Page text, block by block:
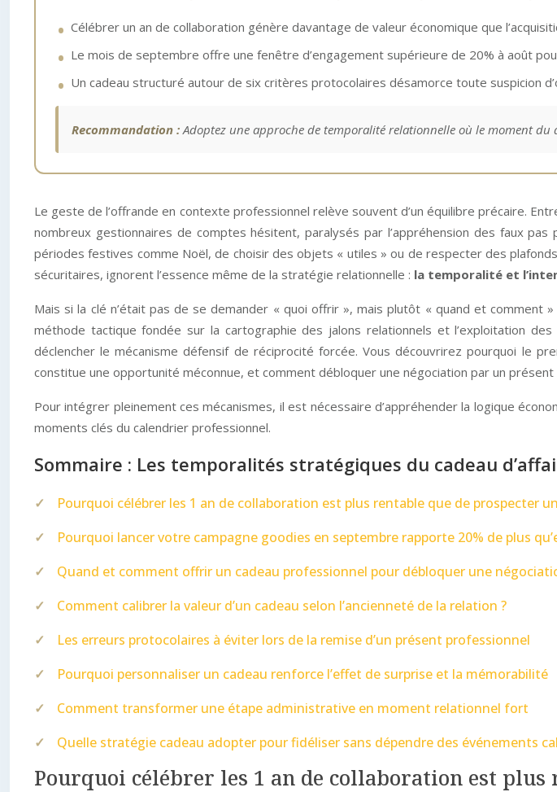
Célébrer un an de collaboration génère davantage de valeur économique que
Le mois de septembre offre une fenêtre d’engagement supérieure de 20% à août
Un cadeau structuré autour de six critères protocolaires désamorce toute suspicion
Recommandation : Adoptez une approche de temporalité relationnelle où le moment du
Le geste de l’offrande en contexte professionnel relève souvent d’un équilibre précaire.
nombreux gestionnaires de comptes hésitent, paralysés par l’appréhension des faux
périodes festives comme Noël, de choisir des objets « utiles » ou de respecter des
sécuritaires, ignorent l’essence même de la stratégie relationnelle : la temporalité et
Mais si la clé n’était pas de se demander « quoi offrir », mais plutôt « quand et
méthode tactique fondée sur la cartographie des jalons relationnels et l’exploitation
déclencher le mécanisme défensif de réciprocité forcée. Vous découvrirez pourquoi le
constitue une opportunité méconnue, et comment débloquer une négociation par un présent
Pour intégrer pleinement ces mécanismes, il est nécessaire d’appréhender la logique
moments clés du calendrier professionnel.
Sommaire : Les temporalités stratégiques du cadeau
Pourquoi célébrer les 1 an de collaboration est plus rentable que de prospecter
Pourquoi lancer votre campagne goodies en septembre rapporte 20% de plus
Quand et comment offrir un cadeau professionnel pour débloquer une
Comment calibrer la valeur d’un cadeau selon l’ancienneté de la relation ?
Les erreurs protocolaires à éviter lors de la remise d’un présent professionnel
Pourquoi personnaliser un cadeau renforce l’effet de surprise et la mémorabilité
Comment transformer une étape administrative en moment relationnel fort
Quelle stratégie cadeau adopter pour fidéliser sans dépendre des événements
Pourquoi célébrer les 1 an de collaboration est